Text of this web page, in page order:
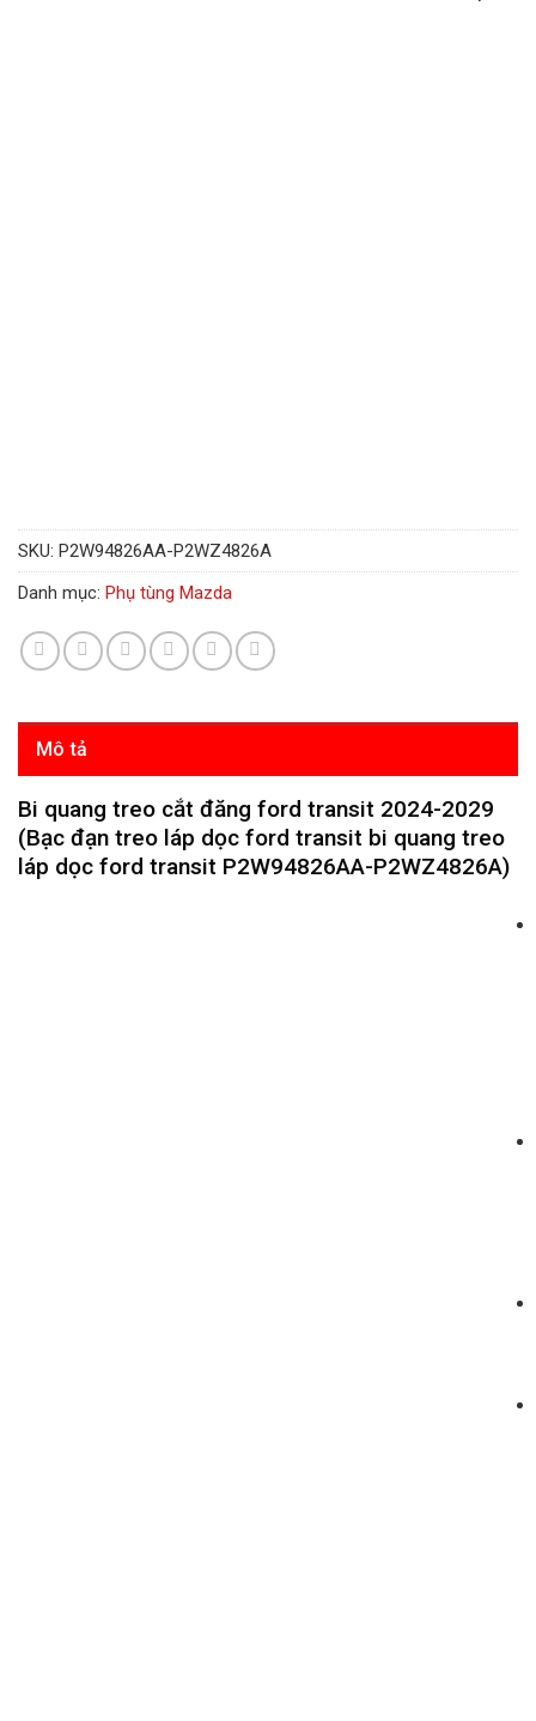
SKU: P2W94826AA-P2WZ4826A
Danh mục: Phụ tùng Mazda
Mô tả
Bi quang treo cắt đăng ford transit 2024-2029
(Bạc đạn treo láp dọc ford transit bi quang treo
láp dọc ford transit P2W94826AA-P2WZ4826A)